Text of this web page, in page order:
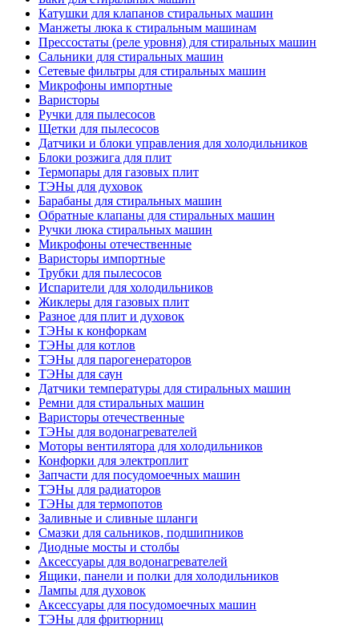
Катушки для клапанов стиральных машин
Манжеты люка к стиральным машинам
Прессостаты (реле уровня) для стиральных машин
Сальники для стиральных машин
Сетевые фильтры для стиральных машин
Микрофоны импортные
Варисторы
Ручки для пылесосов
Щетки для пылесосов
Датчики и блоки управления для холодильников
Блоки розжига для плит
Термопары для газовых плит
ТЭНы для духовок
Барабаны для стиральных машин
Обратные клапаны для стиральных машин
Ручки люка стиральных машин
Микрофоны отечественные
Варисторы импортные
Трубки для пылесосов
Испарители для холодильников
Жиклеры для газовых плит
Разное для плит и духовок
ТЭНы к конфоркам
ТЭНы для котлов
ТЭНы для парогенераторов
ТЭНы для саун
Датчики температуры для стиральных машин
Ремни для стиральных машин
Варисторы отечественные
ТЭНы для водонагревателей
Моторы вентилятора для холодильников
Конфорки для электроплит
Запчасти для посудомоечных машин
ТЭНы для радиаторов
ТЭНы для термопотов
Заливные и сливные шланги
Смазки для сальников, подшипников
Диодные мосты и столбы
Аксессуары для водонагревателей
Ящики, панели и полки для холодильников
Лампы для духовок
Аксессуары для посудомоечных машин
ТЭНы для фритюрниц